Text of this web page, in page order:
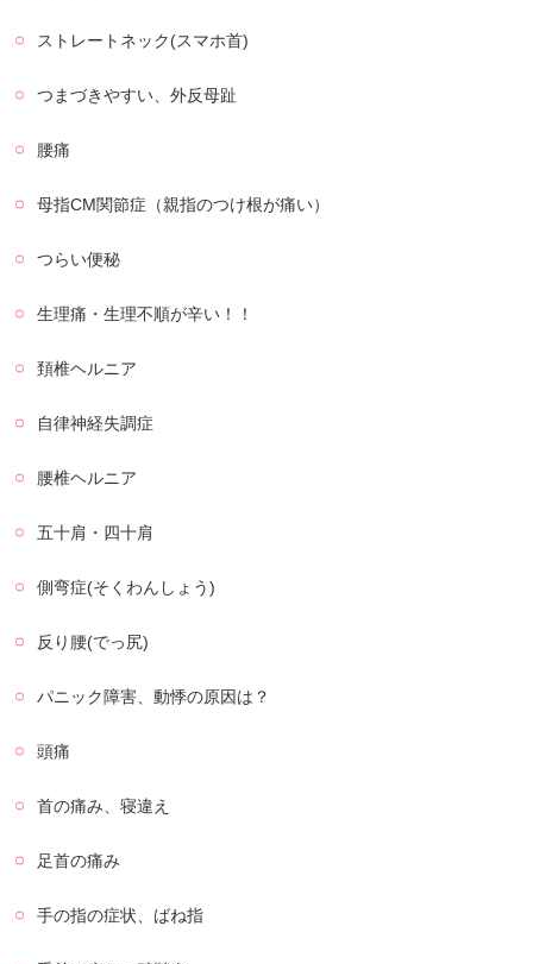
ストレートネック(スマホ首)
つまづきやすい、外反母趾
腰痛
母指CM関節症（親指のつけ根が痛い）
つらい便秘
生理痛・生理不順が辛い！！
頚椎ヘルニア
自律神経失調症
腰椎ヘルニア
五十肩・四十肩
側弯症(そくわんしょう)
反り腰(でっ尻)
パニック障害、動悸の原因は？
頭痛
首の痛み、寝違え
足首の痛み
手の指の症状、ばね指